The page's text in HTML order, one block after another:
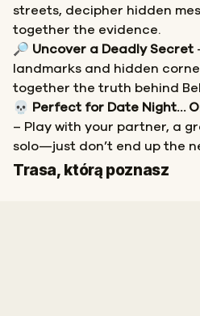
streets, decipher hidden
together the evidence.
🔎 Uncover a Deadly Secret
landmarks and hidden
together the truth behind
💀
Perfect for Date Night…
– Play with your partner, a
solo—just don’t end up the
Trasa, którą poznasz
Start
Meta